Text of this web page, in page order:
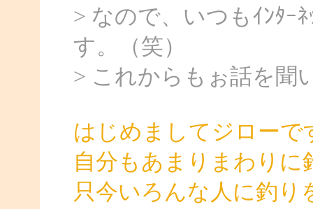
> なので、いつもｲﾝﾀｰ
す。（笑）
> これからもぉ話を聞
はじめましてジローで
自分もあまりまわりに
只今いろんな人に釣り